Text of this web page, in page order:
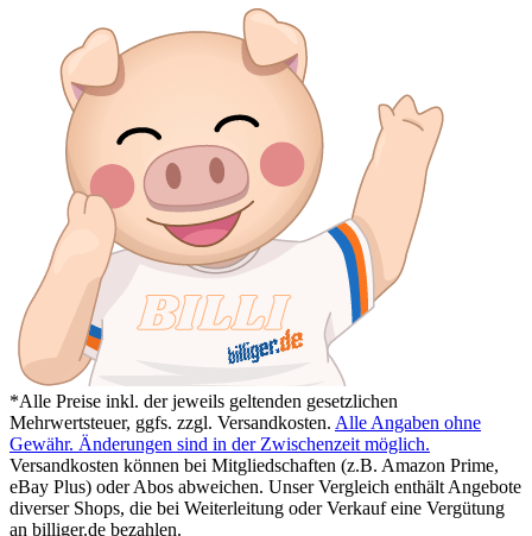
*Alle Preise inkl. der jeweils geltenden gesetzlichen
Mehrwertsteuer, ggfs. zzgl. Versandkosten. Alle Angaben ohne
Gewähr. Änderungen sind in der Zwischenzeit möglich.
Versandkosten können bei Mitgliedschaften (z.B. Amazon Prime,
eBay Plus) oder Abos abweichen. Unser Vergleich enthält Angebote
diverser Shops, die bei Weiterleitung oder Verkauf eine Vergütung
an billiger.de bezahlen.